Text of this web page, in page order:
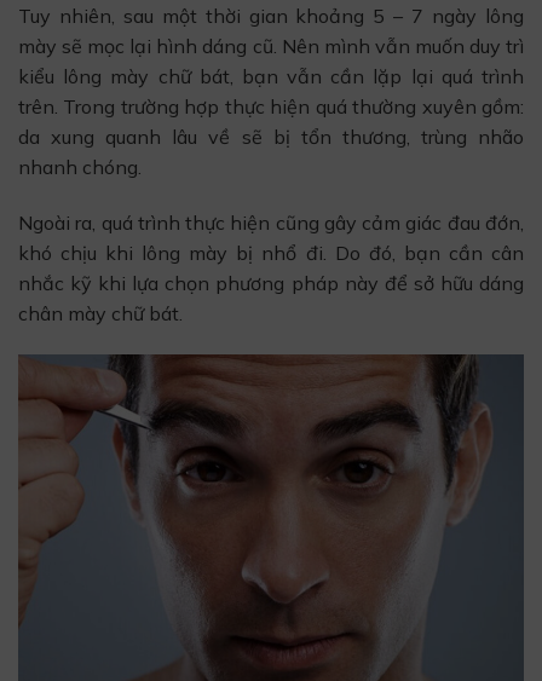
Tuy nhiên, sau một thời gian khoảng 5 – 7 ngày lông
mày sẽ mọc lại hình dáng cũ. Nên mình vẫn muốn duy trì
kiểu lông mày chữ bát, bạn vẫn cần lặp lại quá trình
trên. Trong trường hợp thực hiện quá thường xuyên gồm:
da xung quanh lâu về sẽ bị tổn thương, trùng nhão
nhanh chóng.
Ngoài ra, quá trình thực hiện cũng gây cảm giác đau đớn,
khó chịu khi lông mày bị nhổ đi. Do đó, bạn cần cân
nhắc kỹ khi lựa chọn phương pháp này để sở hữu dáng
chân mày chữ bát.